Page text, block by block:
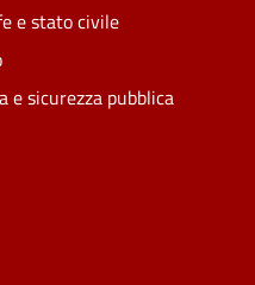
e stato civile
e sicurezza pubblica